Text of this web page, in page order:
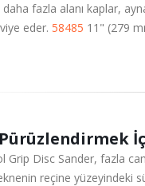
daha fazla alanı kaplar,
eder. 58485 11" (279
Grip Disc Sander, fazla
reçine yüzeyindeki